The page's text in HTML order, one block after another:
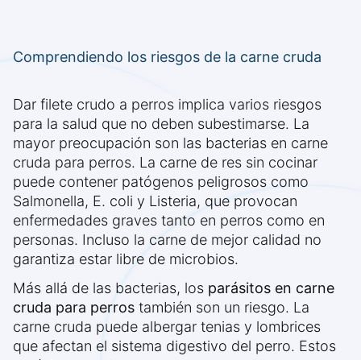
Comprendiendo los riesgos de la carne cruda
Dar filete crudo a perros implica varios riesgos
para la salud que no deben subestimarse. La
mayor preocupación son las bacterias en carne
cruda para perros. La carne de res sin cocinar
puede contener patógenos peligrosos como
Salmonella, E. coli y Listeria, que provocan
enfermedades graves tanto en perros como en
personas. Incluso la carne de mejor calidad no
garantiza estar libre de microbios.
Más allá de las bacterias, los parásitos en carne
cruda para perros también son un riesgo. La
carne cruda puede albergar tenias y lombrices
que afectan el sistema digestivo del perro. Estos